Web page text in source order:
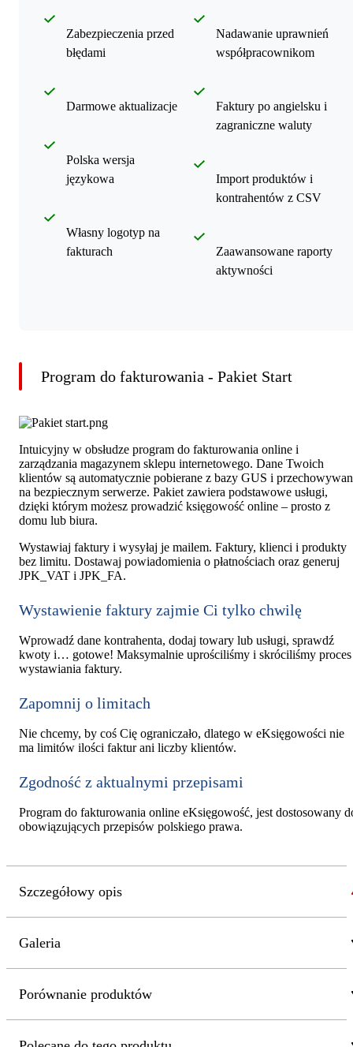
Zabezpieczenia przed
błędami
Darmowe aktualizacje
Polska wersja
językowa
Własny logotyp na
fakturach
Nadawanie uprawnień
współpracownikom
Faktury po angielsku i
zagraniczne waluty
Import produktów i
kontrahentów z CSV
Zaawansowane raporty
aktywności
Program do fakturowania - Pakiet Start
Intuicyjny w obsłudze program do fakturowania online i
zarządzania magazynem sklepu internetowego. Dane Twoich
klientów są automatycznie pobierane z bazy GUS i
na bezpiecznym serwerze. Pakiet zawiera podstawowe usługi,
dzięki którym możesz prowadzić księgowość online – prosto z
domu lub biura.
Wystawiaj faktury i wysyłaj je mailem. Faktury, klienci i produkty
bez limitu. Dostawaj powiadomienia o płatnościach oraz generuj
JPK_VAT i JPK_FA.
Wystawienie faktury zajmie Ci tylko chwilę
Wprowadź dane kontrahenta, dodaj towary lub usługi, sprawdź
kwoty i… gotowe! Maksymalnie uprościliśmy i skróciliśmy proces
wystawiania faktury.
Zapomnij o limitach
Nie chcemy, by coś Cię ograniczało, dlatego w eKsięgowości nie
ma limitów ilości faktur ani liczby klientów.
Zgodność z aktualnymi przepisami
Program do fakturowania online eKsięgowość, jest dostosowany
obowiązujących przepisów polskiego prawa.
Szczegółowy opis
Galeria
Porównanie produktów